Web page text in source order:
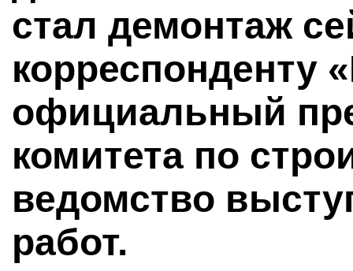
стал демонтаж
корреспонденту
официальный
комитета по
ведомство
работ.